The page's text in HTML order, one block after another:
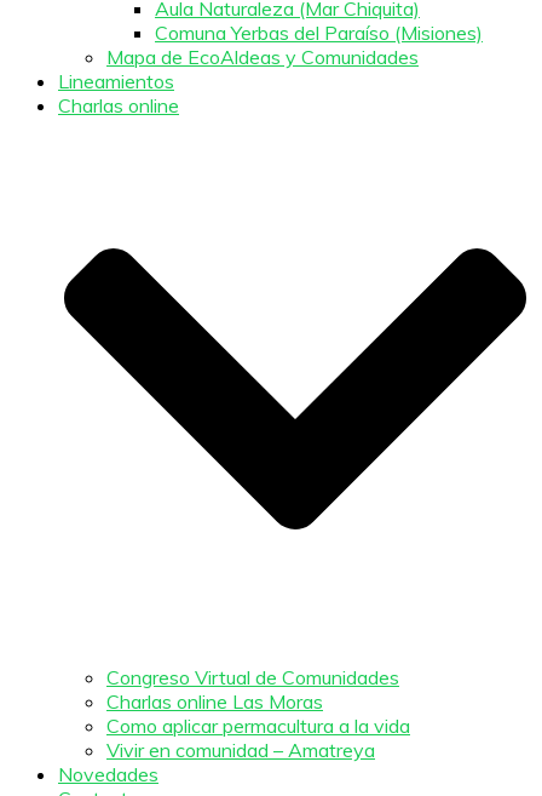
Aula Naturaleza (Mar Chiquita)
Comuna Yerbas del Paraíso (Misiones)
Mapa de EcoAldeas y Comunidades
Lineamientos
Charlas online
Congreso Virtual de Comunidades
Charlas online Las Moras
Como aplicar permacultura a la vida
Vivir en comunidad – Amatreya
Novedades